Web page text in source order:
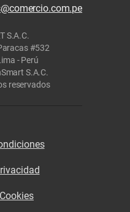
S.A.C.
#532
- Perú
S.A.C.
reservados